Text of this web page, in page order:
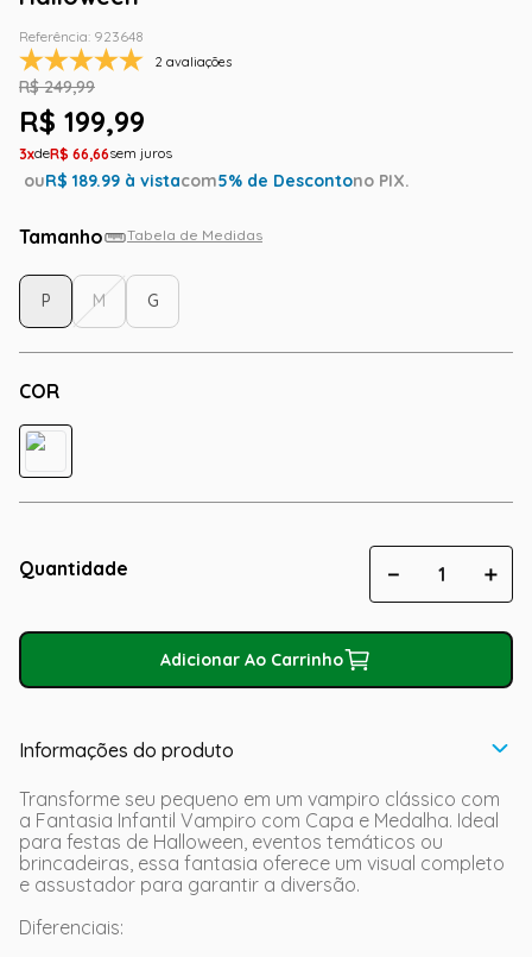
Referência: 923648
2 avaliações
R$ 249,99
R$ 199,99
3 R$ 66,66
ouR$ 189.99 à vistacom5% de Descontono PIX.
Tamanho Tabela de Medidas
COR
P M G
Quantidade ＋
－
Adicionar Ao Carrinho
Informações do produto
Transforme seu pequeno em um vampiro clássico com
a Fantasia Infantil Vampiro com Capa e Medalha. Ideal
para festas de Halloween, eventos temáticos ou
brincadeiras, essa fantasia oferece um visual completo
e assustador para garantir a diversão.
Diferenciais: